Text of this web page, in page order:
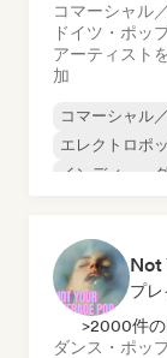
コマーシャル
ドイツ・ポッ
アーティスト
加
コマーシャル
エレクトロポ
インディー・
プ
>2000件
ダンス・ポッ